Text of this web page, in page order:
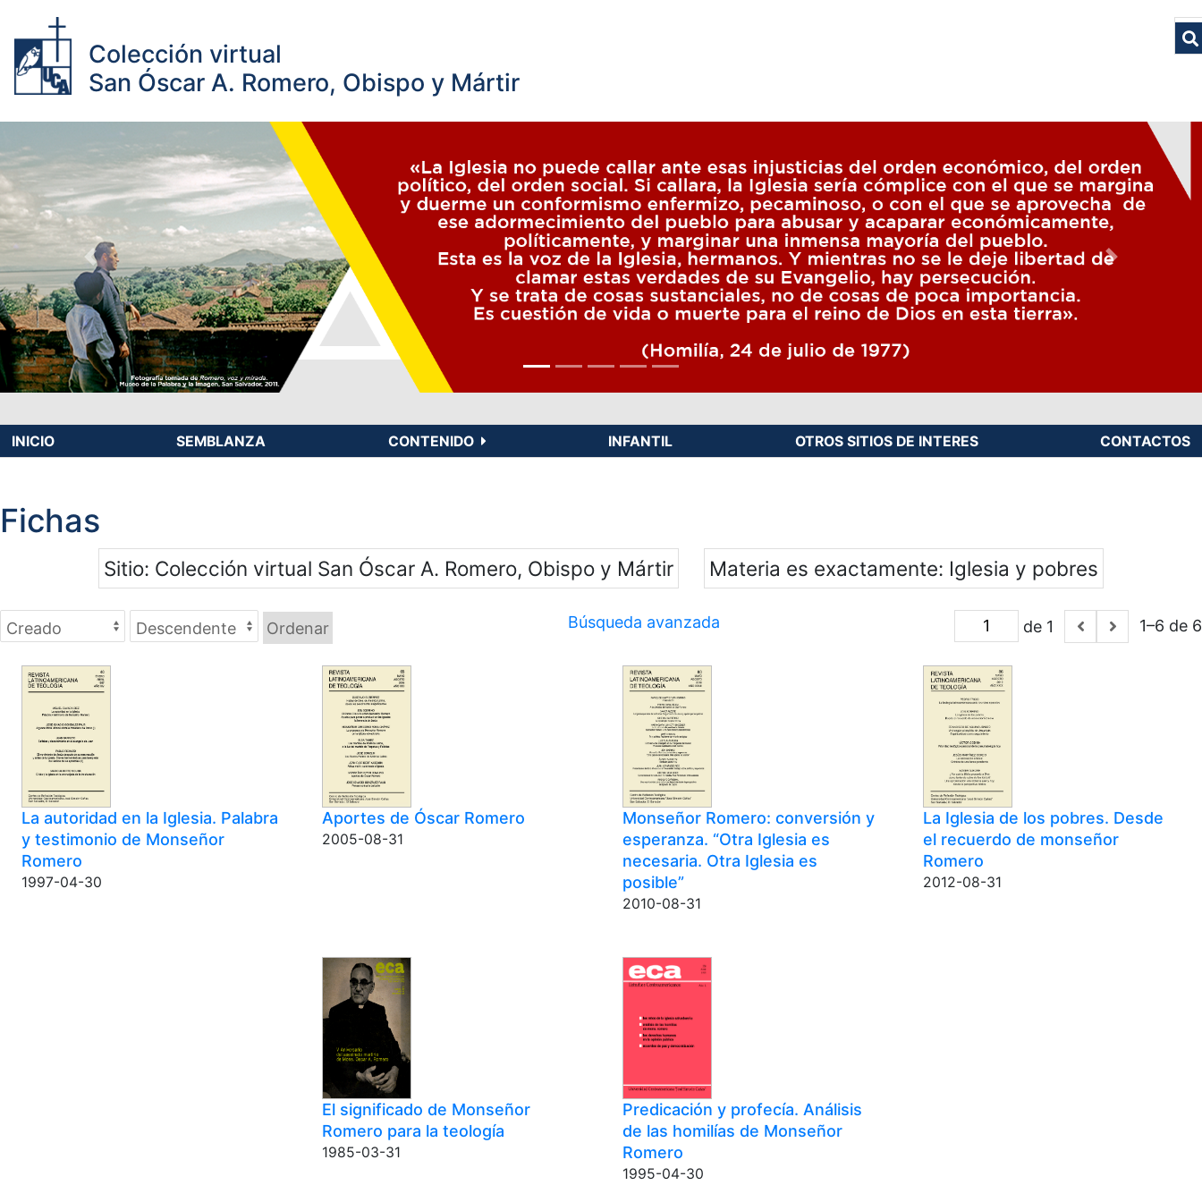
Colección virtual
San Óscar A. Romero, Obispo y Mártir
INICIO SEMBLANZA CONTENIDO INFANTIL OTROS SITIOS DE INTERES CONTACTOS
Fichas
Sitio Colección virtual San Óscar A. Romero, Obispo y Mártir Materia es exactamente Iglesia y pobres
de 1 1–6 de 6
Búsqueda avanzada
Ordenar
La autoridad en la Iglesia. Palabra
y testimonio de Monseñor
Romero
1997-04-30
Aportes de Óscar Romero
2005-08-31
Monseñor Romero: conversión y
esperanza. “Otra Iglesia es
necesaria. Otra Iglesia es
posible”
2010-08-31
La Iglesia de los pobres. Desde
el recuerdo de monseñor
Romero
2012-08-31
El significado de Monseñor
Romero para la teología
1985-03-31
Predicación y profecía. Análisis
de las homilías de Monseñor
Romero
1995-04-30